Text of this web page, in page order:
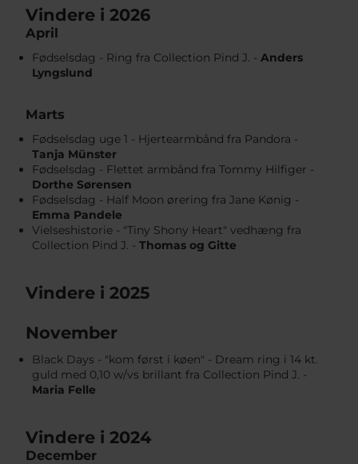
Vindere i 2026
April
Fødselsdag - Ring fra Collection Pind J. - Anders
Lyngslund
Marts
Fødselsdag uge 1 - Hjertearmbånd fra Pandora -
Tanja Münster
Fødselsdag - Flettet armbånd fra Tommy Hilfiger -
Dorthe Sørensen
Fødselsdag - Half Moon ørering fra Jane Kønig -
Emma Pandele
Vielseshistorie - "Tiny Shony Heart" vedhæng fra
Collection Pind J. - Thomas og Gitte
Vindere i 2025
November
Black Days - "kom først i køen" - Dream ring i 14 kt.
guld med 0,10 w/vs brillant fra Collection Pind J. -
Maria Felle
Vindere i 2024
December